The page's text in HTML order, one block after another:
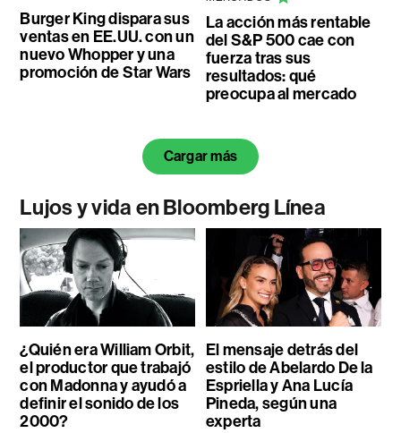
Burger King dispara sus
ventas en EE.UU. con un
nuevo Whopper y una
promoción de Star Wars
La acción más rentable
del S&P 500 cae con
fuerza tras sus
resultados: qué
preocupa al mercado
Cargar más
Lujos y vida en Bloomberg Línea
¿Quién era William Orbit,
el productor que trabajó
con Madonna y ayudó a
definir el sonido de los
2000?
El mensaje detrás del
estilo de Abelardo De la
Espriella y Ana Lucía
Pineda, según una
experta